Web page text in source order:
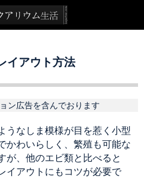
イアウト方法
ン広告を含んでおります
うなしま模様が目を惹く小型
かわいらしく、繁殖も可能な
が、他のエビ類と比べると
イアウトにもコツが必要で